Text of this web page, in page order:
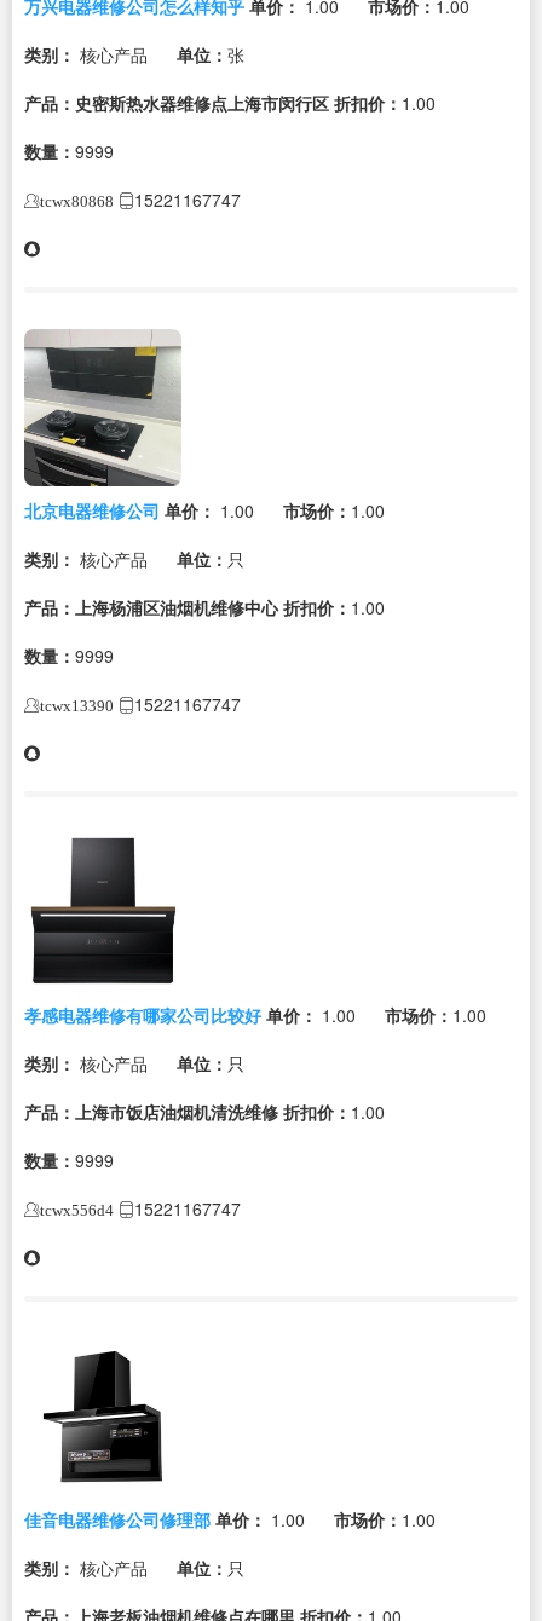
万兴电器维修公司怎么样知乎 单价： 1.00 市场价： 1.00
类别： 核心产品 单位： 张
产品：史密斯热水器维修点上海市闵行区 折扣价： 1.00
数量： 9999
tcwx80868 15221167747
北京电器维修公司 单价： 1.00 市场价： 1.00
类别： 核心产品 单位： 只
产品：上海杨浦区油烟机维修中心 折扣价： 1.00
数量： 9999
tcwx13390 15221167747
孝感电器维修有哪家公司比较好 单价： 1.00 市场价： 1.00
类别： 核心产品 单位： 只
产品：上海市饭店油烟机清洗维修 折扣价： 1.00
数量： 9999
tcwx556d4 15221167747
佳音电器维修公司修理部 单价： 1.00 市场价： 1.00
类别： 核心产品 单位： 只
产品：上海老板油烟机维修点在哪里 折扣价： 1.00